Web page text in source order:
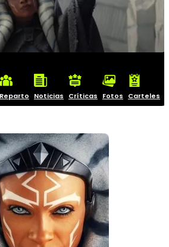
Reparto Noticias Críticas Fotos Carteles